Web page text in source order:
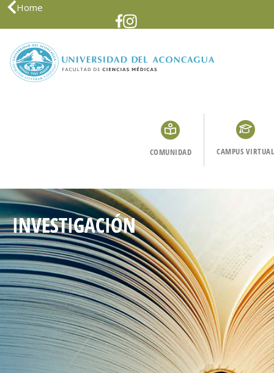
Home
COMUNIDAD CAMPUS VIRTUAL
INVESTIGACIÓN